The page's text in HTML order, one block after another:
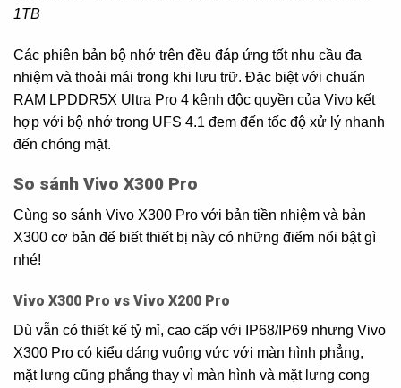
1TB
Các phiên bản bộ nhớ trên đều đáp ứng tốt nhu cầu đa
nhiệm và thoải mái trong khi lưu trữ. Đặc biệt với chuẩn
RAM LPDDR5X Ultra Pro 4 kênh độc quyền của Vivo kết
hợp với bộ nhớ trong UFS 4.1 đem đến tốc độ xử lý nhanh
đến chóng mặt.
So sánh Vivo X300 Pro
Cùng so sánh Vivo X300 Pro với bản tiền nhiệm và bản
X300 cơ bản để biết thiết bị này có những điểm nổi bật gì
nhé!
Vivo X300 Pro vs Vivo X200 Pro
Dù vẫn có thiết kế tỷ mỉ, cao cấp với IP68/IP69 nhưng Vivo
X300 Pro có kiểu dáng vuông vức với màn hình phẳng,
mặt lưng cũng phẳng thay vì màn hình và mặt lưng cong